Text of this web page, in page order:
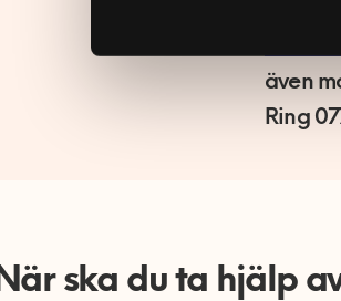
även
Ring
ska du ta hjälp